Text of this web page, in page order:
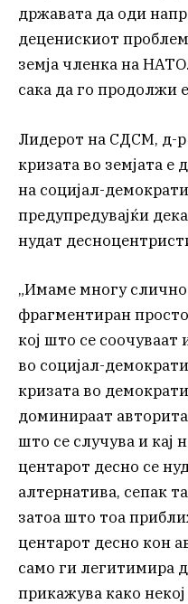
државата да оди
деценискиот
земја членка на
сака да го продолжи
Лидерот на СДСМ, д-
кризата во земјата
на социјал-
предупредувајќи
нудат
„Имаме многу
фрагментиран
кој што се соочуваат
во социјал-
кризата во
доминираат
што се случува и кај
центарот десно се
алтернатива, сепак
затоа што тоа
центарот десно кон
само ги легитимира
прикажува како